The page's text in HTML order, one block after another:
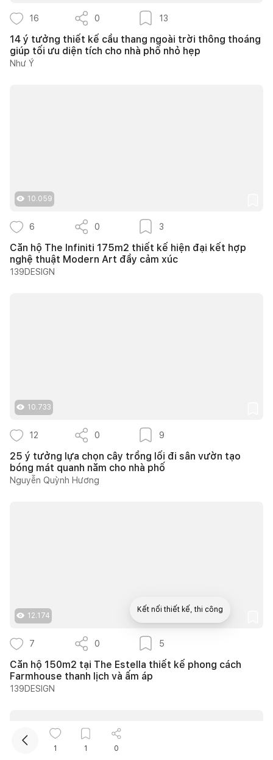
16 0 13
14 ý tưởng thiết kế cầu thang ngoài trời thông thoáng
giúp tối ưu diện tích cho nhà phố nhỏ hẹp
Như Ý
10.059
6 0 3
Căn hộ The Infiniti 175m2 thiết kế hiện đại kết hợp
nghệ thuật Modern Art đầy cảm xúc
139DESIGN
10.733
12 0 9
25 ý tưởng lựa chọn cây trồng lối đi sân vườn tạo
bóng mát quanh năm cho nhà phố
Nguyễn Quỳnh Hương
12.174
7 0 5
Căn hộ 150m2 tại The Estella thiết kế phong cách
Farmhouse thanh lịch và ấm áp
139DESIGN
1 1 0
Kết nối thiết kế, thi công
Mua sắm hoàn thiện nhà